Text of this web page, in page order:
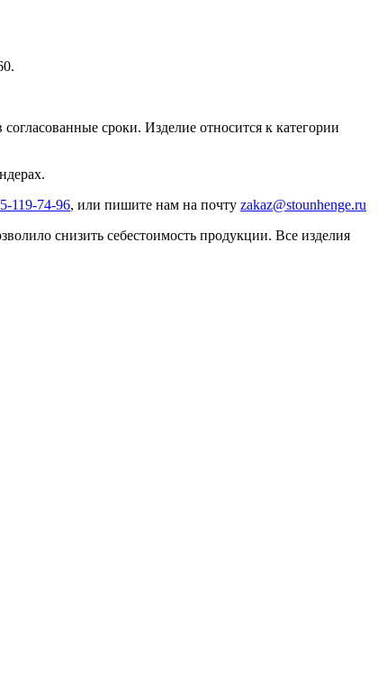
сроки. Изделие относится к категории
119-74-96, или пишите нам на почту zakaz@stounhenge.ru
снизить себестоимость продукции. Все изделия